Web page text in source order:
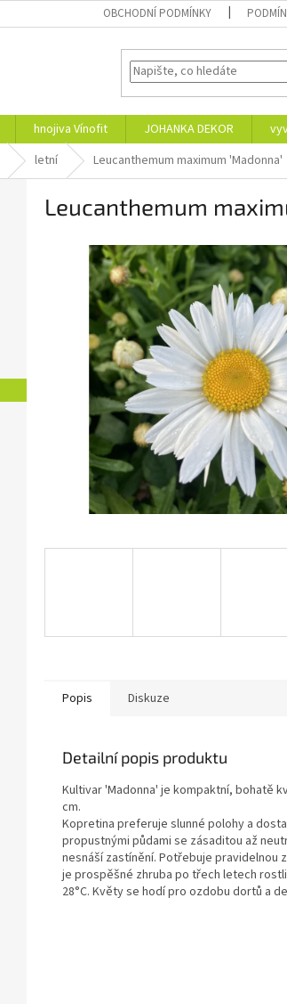
OBCHODNÍ PODMÍNKY
hnojiva Vínofit JOHANKA DEKOR
letní Leucanthemum maximum 'Madonna'
Leucanthemum
Popis Diskuze
Detailní popis produktu
Kultivar 'Madonna' je kompaktní, bohatě
cm.
Kopretina preferuje slunné polohy a
propustnými půdami se zásaditou až
nesnáší zastínění. Potřebuje pravidelnou
je prospěšné zhruba po třech letech
28°C. Květy se hodí pro ozdobu dortů a